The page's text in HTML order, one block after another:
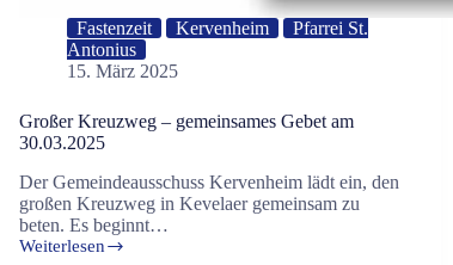
Fastenzeit Kervenheim
Pfarrei St.
Antonius
15. März 2025
Großer Kreuzweg – gemeinsames Gebet am
30.03.2025
Der Gemeindeausschuss Kervenheim lädt ein, den
großen Kreuzweg in Kevelaer gemeinsam zu
beten. Es beginnt…
Weiterlesen
Großer